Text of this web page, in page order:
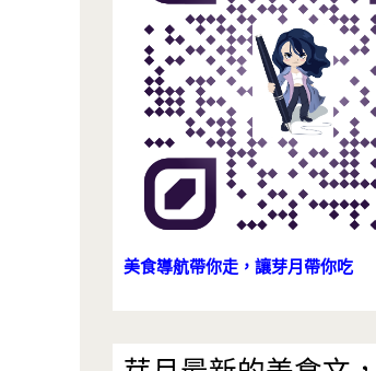
美食導航帶你走，讓芽月帶你吃